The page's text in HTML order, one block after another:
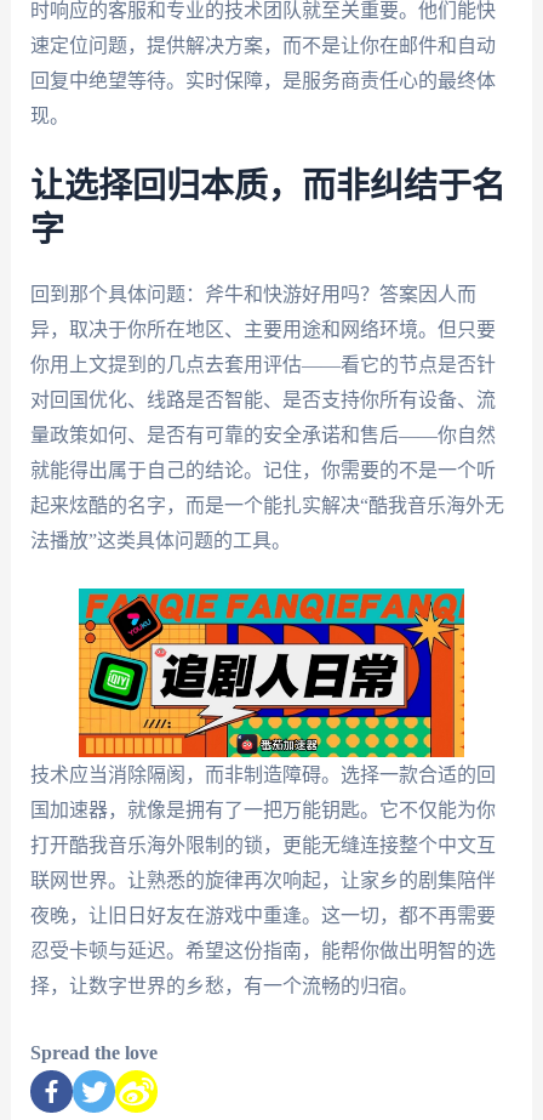
时响应的客服和专业的技术团队就至关重要。他们能快
速定位问题，提供解决方案，而不是让你在邮件和自动
回复中绝望等待。实时保障，是服务商责任心的最终体
现。
让选择回归本质，而非纠结于名
字
回到那个具体问题：斧牛和快游好用吗？答案因人而
异，取决于你所在地区、主要用途和网络环境。但只要
你用上文提到的几点去套用评估——看它的节点是否针
对回国优化、线路是否智能、是否支持你所有设备、流
量政策如何、是否有可靠的安全承诺和售后——你自然
就能得出属于自己的结论。记住，你需要的不是一个听
起来炫酷的名字，而是一个能扎实解决“酷我音乐海外无
法播放”这类具体问题的工具。
技术应当消除隔阂，而非制造障碍。选择一款合适的回
国加速器，就像是拥有了一把万能钥匙。它不仅能为你
打开酷我音乐海外限制的锁，更能无缝连接整个中文互
联网世界。让熟悉的旋律再次响起，让家乡的剧集陪伴
夜晚，让旧日好友在游戏中重逢。这一切，都不再需要
忍受卡顿与延迟。希望这份指南，能帮你做出明智的选
择，让数字世界的乡愁，有一个流畅的归宿。
Spread the love